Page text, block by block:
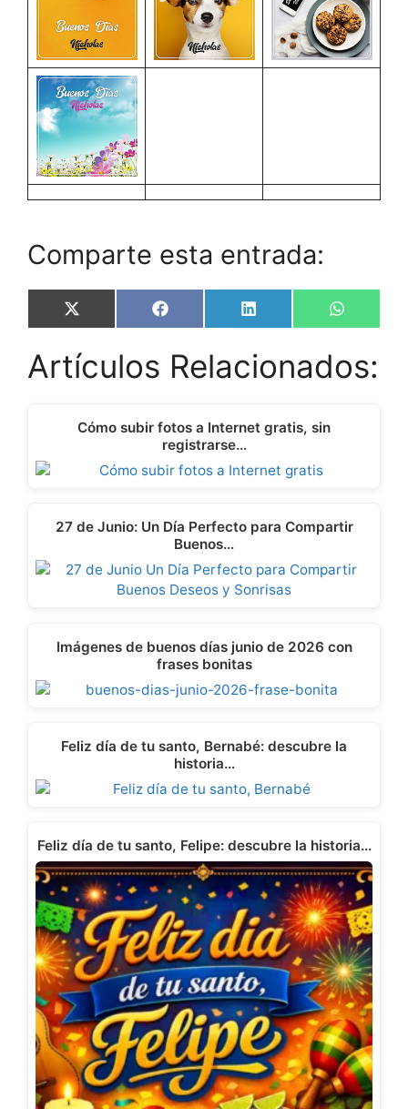
Comparte esta entrada:
Share
on
X
(
w
i
e
Share
on
F
a
e
b
k
Share
on
L
i
k
e
n
Share
on
W
h
t
s
Artículos Relacionados:
Cómo subir fotos a Internet gratis, sin
registrarse…
27 de Junio: Un Día Perfecto para Compartir
Buenos…
Imágenes de buenos días junio de 2026 con
frases bonitas
Feliz día de tu santo, Bernabé: descubre la
historia…
Feliz día de tu santo, Felipe: descubre la historia…